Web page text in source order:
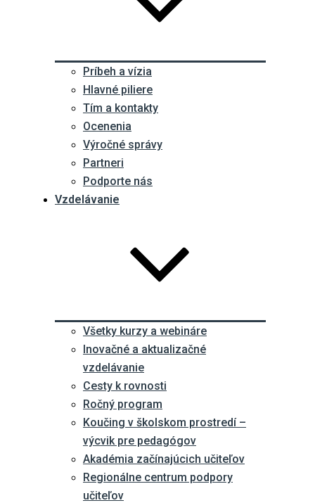
Príbeh a vízia
Hlavné piliere
Tím a kontakty
Ocenenia
Výročné správy
Partneri
Podporte nás
Vzdelávanie
Všetky kurzy a webináre
Inovačné a aktualizačné
vzdelávanie
Cesty k rovnosti
Ročný program
Koučing v školskom prostredí –
výcvik pre pedagógov
Akadémia začínajúcich učiteľov
Regionálne centrum podpory
učiteľov